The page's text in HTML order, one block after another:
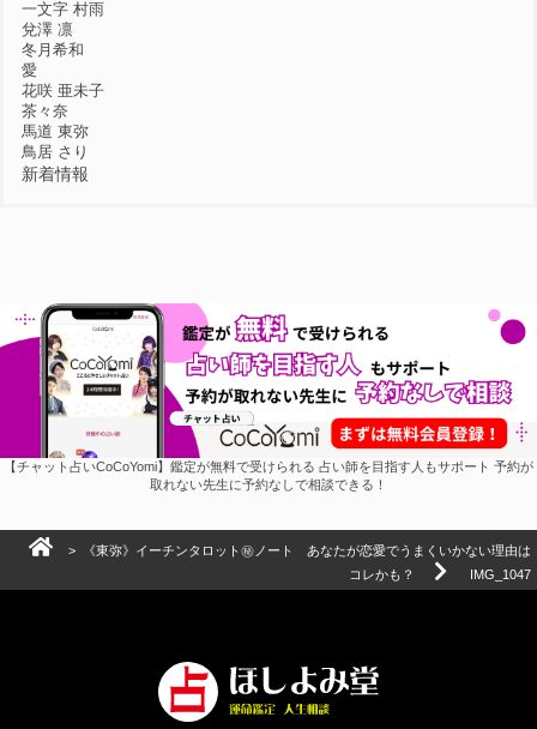
一文字 村雨
兌澤 凛
冬月希和
愛
花咲 亜未子
茶々奈
馬道 東弥
鳥居 さり
新着情報
【チャット占いCoCoYomi】鑑定が無料で受けられる 占い師を目指す人もサポート 予約が
取れない先生に予約なしで相談できる！
>
《東弥》イーチンタロット㊙︎ノート あなたが恋愛でうまくいかない理由は
コレかも？
IMG_1047